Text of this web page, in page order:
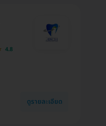
4.8
ดูรายละเอียด